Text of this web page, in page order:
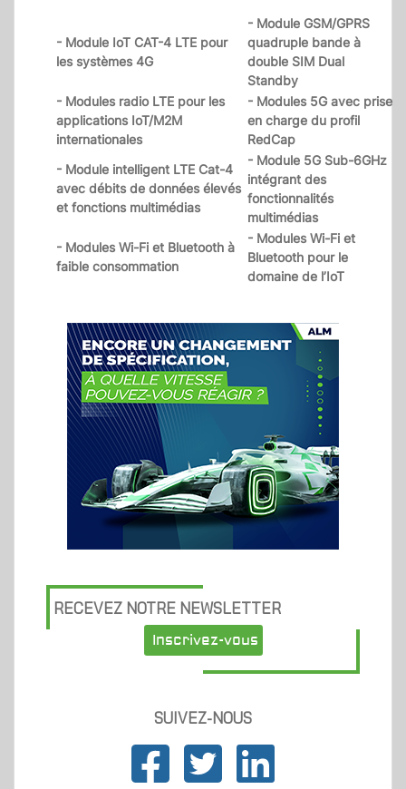
- Module IoT CAT-4 LTE pour
les systèmes 4G
- Module GSM/GPRS
quadruple bande à
double SIM Dual
Standby
- Modules radio LTE pour les
applications IoT/M2M
internationales
- Modules 5G avec prise
en charge du profil
RedCap
- Module intelligent LTE Cat-4
avec débits de données élevés
et fonctions multimédias
- Module 5G Sub-6GHz
intégrant des
fonctionnalités
multimédias
- Modules Wi-Fi et Bluetooth à
faible consommation
- Modules Wi-Fi et
Bluetooth pour le
domaine de l’IoT
RECEVEZ NOTRE NEWSLETTER
Inscrivez-vous
SUIVEZ-NOUS